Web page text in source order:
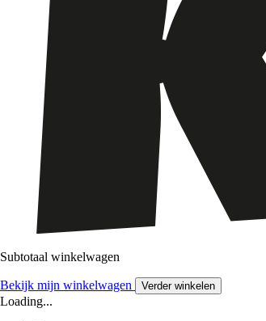
Subtotaal winkelwagen
Bekijk mijn winkelwagen Verder winkelen
Loading...